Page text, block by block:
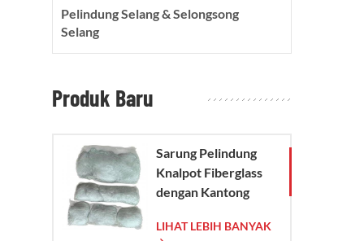
Pelindung Selang & Selongsong
Selang
Produk Baru
Sarung Pelindung
Knalpot Fiberglass
dengan Kantong
Anyaman
LIHAT LEBIH BANYAK